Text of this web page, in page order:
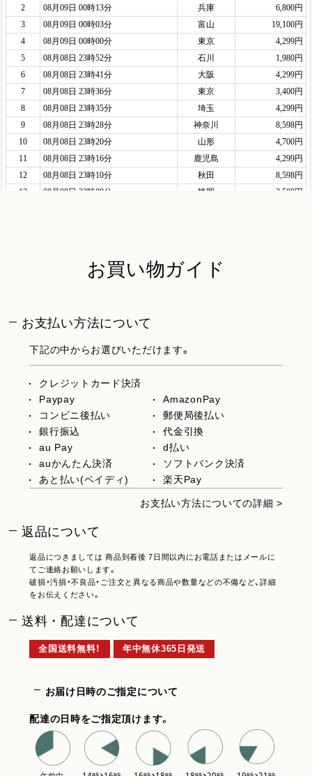
お買い物ガイド
お支払い方法について
下記の中からお選びいただけます。
クレジットカード決済
Paypay
AmazonPay
コンビニ後払い
郵便局後払い
銀行振込
代金引換
au Pay
d払い
auかんたん決済
ソフトバンク決済
あと払い(ペイディ)
楽天Pay
お支払い方法についての詳細 >
返品について
返品につきましては 商品到着後 7日間以内にお電話またはメールに
てご連絡お願いします。
破損・汚損・不良品・ご注文と異なる商品や数量などの不備など、詳細
をお伝えください。
送料・配達について
全国送料無料！ 年中無休365日発送
お届け日時のご指定について
配達の日時をご指定頂けます。